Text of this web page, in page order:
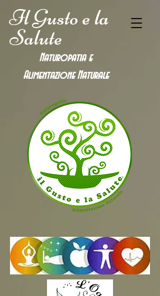
Il Gusto e la
Salute
Naturopatia e
Alimentazione Naturale